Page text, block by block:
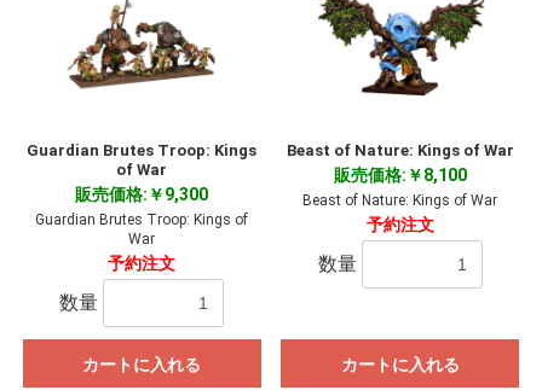
Guardian Brutes Troop: Kings
of War
販売価格:￥9,300
Guardian Brutes Troop: Kings of
War
予約注文
数量
カートに入れる
Beast of Nature: Kings of War
販売価格:￥8,100
Beast of Nature: Kings of War
予約注文
数量
カートに入れる